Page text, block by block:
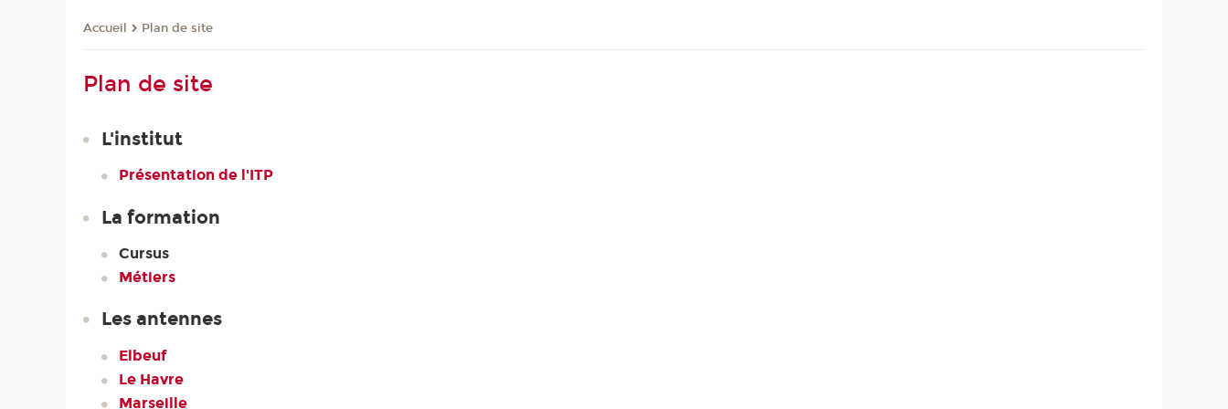
Accueil Plan de site
Plan de site
L'institut
Présentation de l'ITP
La formation
Cursus
Métiers
Les antennes
Elbeuf
Le Havre
Marseille